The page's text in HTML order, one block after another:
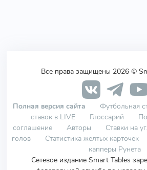
Все права защищены 2026 ©
Полная версия сайта Футбольная
ставок в LIVE
Глоссарий
соглашение
Авторы Ставки на
голов
Статистика желтых карточек
капперы Рунета
Сетевое издание Smart Tables